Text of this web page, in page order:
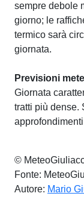
sempre debole
giorno; le
termico sarà
giornata.
Previsioni
Giornata
tratti più dense.
©
Fonte:
Autore: Mario